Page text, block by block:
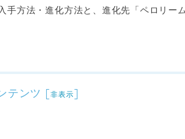
手方法・進化方法と、進化先「ペロリー
テンツ [非表示]